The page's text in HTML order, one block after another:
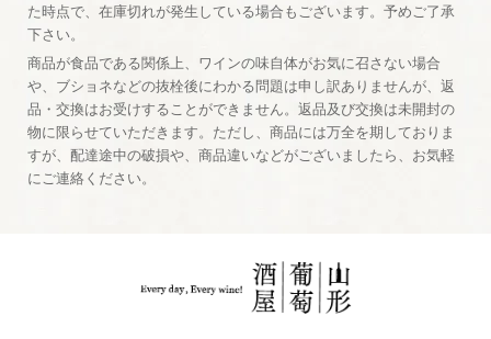
た時点で、在庫切れが発生している場合もございます。予めご了承
下さい。
商品が食品である関係上、ワインの味自体がお気に召さない場合
や、ブショネなどの抜栓後にわかる問題は申し訳ありませんが、返
品・交換はお受けすることができません。返品及び交換は未開封の
物に限らせていただきます。ただし、商品には万全を期しておりま
すが、配達途中の破損や、商品違いなどがございましたら、お気軽
にご連絡ください。